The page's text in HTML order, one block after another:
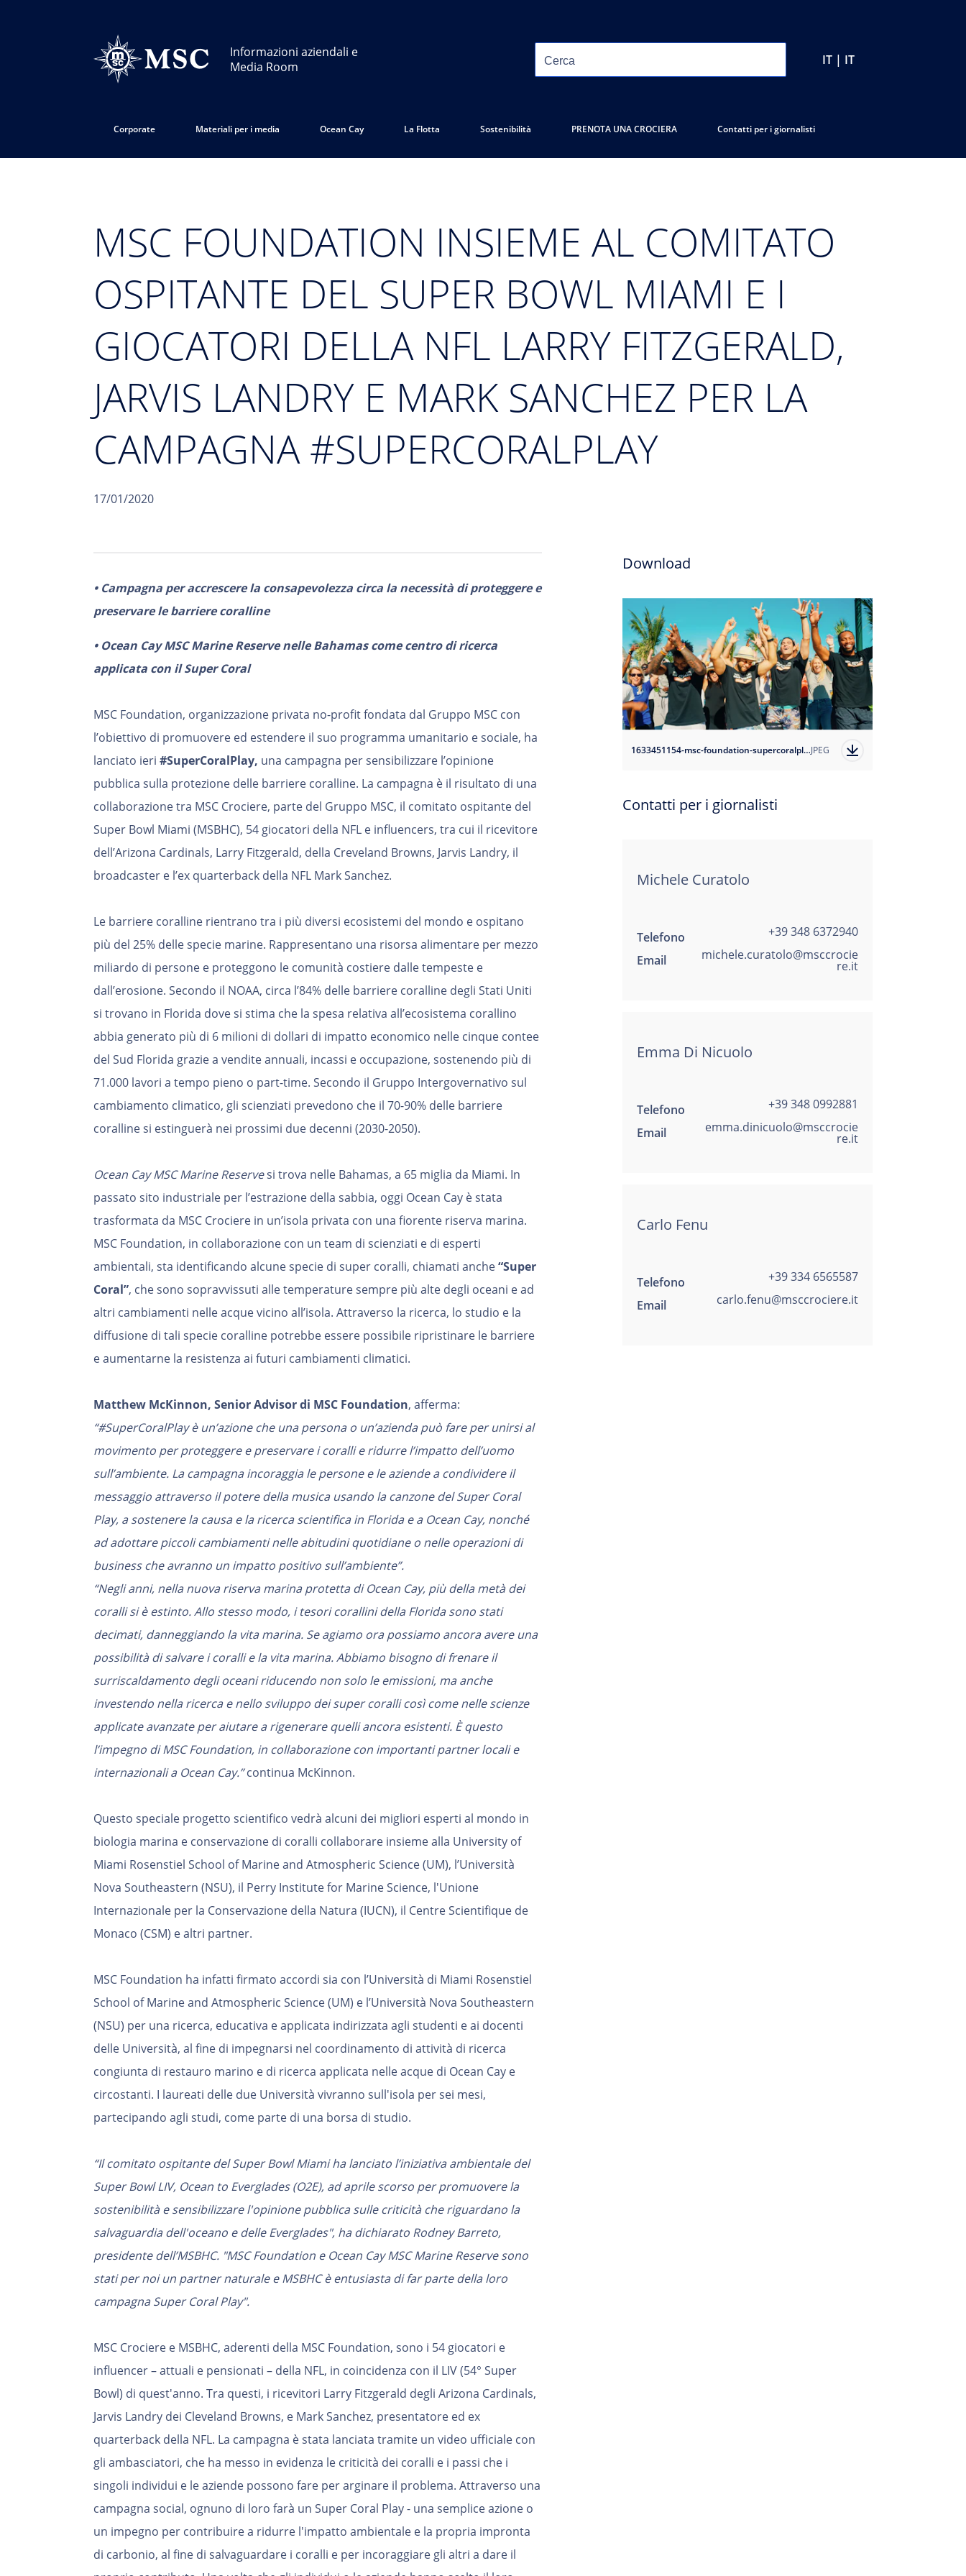
Informazioni aziendali e
Media Room
IT | IT
Corporate Materiali per i media Ocean Cay La Flotta Sostenibilità PRENOTA UNA CROCIERA Contatti per i giornalisti
MSC FOUNDATION INSIEME AL COMITATO
OSPITANTE DEL SUPER BOWL MIAMI E I
GIOCATORI DELLA NFL LARRY FITZGERALD,
JARVIS LANDRY E MARK SANCHEZ PER LA
CAMPAGNA #SUPERCORALPLAY
17/01/2020
• Campagna per accrescere la consapevolezza circa la necessità di proteggere e
preservare le barriere coralline
• Ocean Cay MSC Marine Reserve nelle Bahamas come centro di ricerca
applicata con il Super Coral
MSC Foundation, organizzazione privata no-profit fondata dal Gruppo MSC con
l’obiettivo di promuovere ed estendere il suo programma umanitario e sociale, ha
lanciato ieri #SuperCoralPlay, una campagna per sensibilizzare l’opinione
pubblica sulla protezione delle barriere coralline. La campagna è il risultato di una
collaborazione tra MSC Crociere, parte del Gruppo MSC, il comitato ospitante del
Super Bowl Miami (MSBHC), 54 giocatori della NFL e influencers, tra cui il ricevitore
dell’Arizona Cardinals, Larry Fitzgerald, della Creveland Browns, Jarvis Landry, il
broadcaster e l’ex quarterback della NFL Mark Sanchez.
Le barriere coralline rientrano tra i più diversi ecosistemi del mondo e ospitano
più del 25% delle specie marine. Rappresentano una risorsa alimentare per mezzo
miliardo di persone e proteggono le comunità costiere dalle tempeste e
dall’erosione. Secondo il NOAA, circa l’84% delle barriere coralline degli Stati Uniti
si trovano in Florida dove si stima che la spesa relativa all’ecosistema corallino
abbia generato più di 6 milioni di dollari di impatto economico nelle cinque contee
del Sud Florida grazie a vendite annuali, incassi e occupazione, sostenendo più di
71.000 lavori a tempo pieno o part-time. Secondo il Gruppo Intergovernativo sul
cambiamento climatico, gli scienziati prevedono che il 70-90% delle barriere
coralline si estinguerà nei prossimi due decenni (2030-2050).
Ocean Cay MSC Marine Reservesi trova nelle Bahamas, a 65 miglia da Miami. In
passato sito industriale per l’estrazione della sabbia, oggi Ocean Cay è stata
trasformata da MSC Crociere in un’isola privata con una fiorente riserva marina.
MSC Foundation, in collaborazione con un team di scienziati e di esperti
ambientali, sta identificando alcune specie di super coralli, chiamati anche“Super
Coral”, che sono sopravvissuti alle temperature sempre più alte degli oceani e ad
altri cambiamenti nelle acque vicino all’isola. Attraverso la ricerca, lo studio e la
diffusione di tali specie coralline potrebbe essere possibile ripristinare le barriere
e aumentarne la resistenza ai futuri cambiamenti climatici.
Matthew McKinnon, Senior Advisor di MSC Foundation, afferma:
“#SuperCoralPlay è un’azione che una persona o un’azienda può fare per unirsi al
movimento per proteggere e preservare i coralli e ridurre l’impatto dell’uomo
sull’ambiente. La campagna incoraggia le persone e le aziende a condividere il
messaggio attraverso il potere della musica usando la canzone del Super Coral
Play, a sostenere la causa e la ricerca scientifica in Florida e a Ocean Cay, nonché
ad adottare piccoli cambiamenti nelle abitudini quotidiane o nelle operazioni di
business che avranno un impatto positivo sull’ambiente”.
“Negli anni, nella nuova riserva marina protetta di Ocean Cay, più della metà dei
coralli si è estinto. Allo stesso modo, i tesori corallini della Florida sono stati
decimati, danneggiando la vita marina. Se agiamo ora possiamo ancora avere una
possibilità di salvare i coralli e la vita marina. Abbiamo bisogno di frenare il
surriscaldamento degli oceani riducendo non solo le emissioni, ma anche
investendo nella ricerca e nello sviluppo dei super coralli così come nelle scienze
applicate avanzate per aiutare a rigenerare quelli ancora esistenti. È questo
l’impegno di MSC Foundation, in collaborazione con importanti partner locali e
internazionali a Ocean Cay.”continua McKinnon.
Questo speciale progetto scientifico vedrà alcuni dei migliori esperti al mondo in
biologia marina e conservazione di coralli collaborare insieme alla University of
Miami Rosenstiel School of Marine and Atmospheric Science (UM), l’Università
Nova Southeastern (NSU), il Perry Institute for Marine Science, l'Unione
Internazionale per la Conservazione della Natura (IUCN), il Centre Scientifique de
Monaco (CSM) e altri partner.
MSC Foundation ha infatti firmato accordi sia con l’Università di Miami Rosenstiel
School of Marine and Atmospheric Science (UM) e l’Università Nova Southeastern
(NSU) per una ricerca, educativa e applicata indirizzata agli studenti e ai docenti
delle Università, al fine di impegnarsi nel coordinamento di attività di ricerca
congiunta di restauro marino e di ricerca applicata nelle acque di Ocean Cay e
circostanti. I laureati delle due Università vivranno sull'isola per sei mesi,
partecipando agli studi, come parte di una borsa di studio.
“Il comitato ospitante del Super Bowl Miami ha lanciato l’iniziativa ambientale del
Super Bowl LIV, Ocean to Everglades (O2E), ad aprile scorso per promuovere la
sostenibilità e sensibilizzare l'opinione pubblica sulle criticità che riguardano la
salvaguardia dell'oceano e delle Everglades", ha dichiarato Rodney Barreto,
presidente dell’MSBHC. "MSC Foundation e Ocean Cay MSC Marine Reserve sono
stati per noi un partner naturale e MSBHC è entusiasta di far parte della loro
campagna Super Coral Play".
MSC Crociere e MSBHC, aderenti della MSC Foundation, sono i 54 giocatori e
influencer – attuali e pensionati – della NFL, in coincidenza con il LIV (54° Super
Bowl) di quest'anno. Tra questi, i ricevitori Larry Fitzgerald degli Arizona Cardinals,
Jarvis Landry dei Cleveland Browns, e Mark Sanchez, presentatore ed ex
quarterback della NFL. La campagna è stata lanciata tramite un video ufficiale con
gli ambasciatori, che ha messo in evidenza le criticità dei coralli e i passi che i
singoli individui e le aziende possono fare per arginare il problema. Attraverso una
campagna social, ognuno di loro farà un Super Coral Play - una semplice azione o
un impegno per contribuire a ridurre l'impatto ambientale e la propria impronta
di carbonio, al fine di salvaguardare i coralli e per incoraggiare gli altri a dare il
Download
1633451154-msc-foundation-supercoralplay-all-ambassadors-with-alexander-star2?auto=formatJPEG
Contatti per i giornalisti
Michele Curatolo
Telefono
+39 348 6372940
Email
michele.curatolo@msccrocie
re.it
Emma Di Nicuolo
Telefono
+39 348 0992881
Email
emma.dinicuolo@msccrocie
re.it
Carlo Fenu
Telefono
+39 334 6565587
Email
carlo.fenu@msccrociere.it